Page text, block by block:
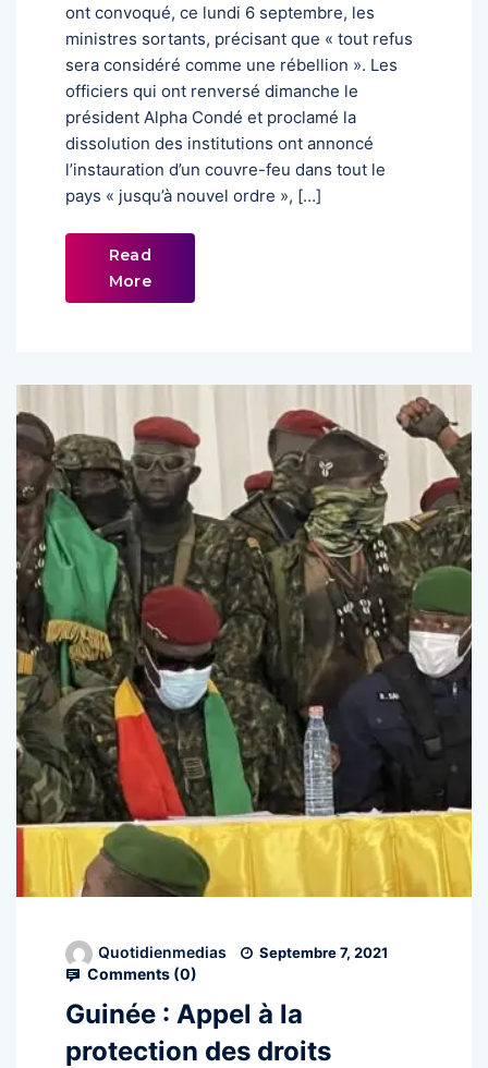
ont convoqué, ce lundi 6 septembre, les
ministres sortants, précisant que « tout refus
sera considéré comme une rébellion ». Les
officiers qui ont renversé dimanche le
président Alpha Condé et proclamé la
dissolution des institutions ont annoncé
l’instauration d’un couvre-feu dans tout le
pays « jusqu’à nouvel ordre », […]
Read
More
Quotidienmedias Septembre 7, 2021
Comments (0)
Guinée : Appel à la
protection des droits